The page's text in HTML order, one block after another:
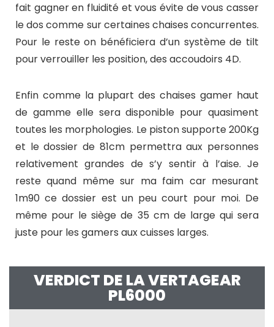
fait gagner en fluidité et vous évite de vous casser
le dos comme sur certaines chaises concurrentes.
Pour le reste on bénéficiera d’un système de tilt
pour verrouiller les position, des accoudoirs 4D.
Enfin comme la plupart des chaises gamer haut
de gamme elle sera disponible pour quasiment
toutes les morphologies. Le piston supporte 200Kg
et le dossier de 81cm permettra aux personnes
relativement grandes de s’y sentir à l’aise. Je
reste quand même sur ma faim car mesurant
1m90 ce dossier est un peu court pour moi. De
même pour le siège de 35 cm de large qui sera
juste pour les gamers aux cuisses larges.
VERDICT DE LA VERTAGEAR
PL6000